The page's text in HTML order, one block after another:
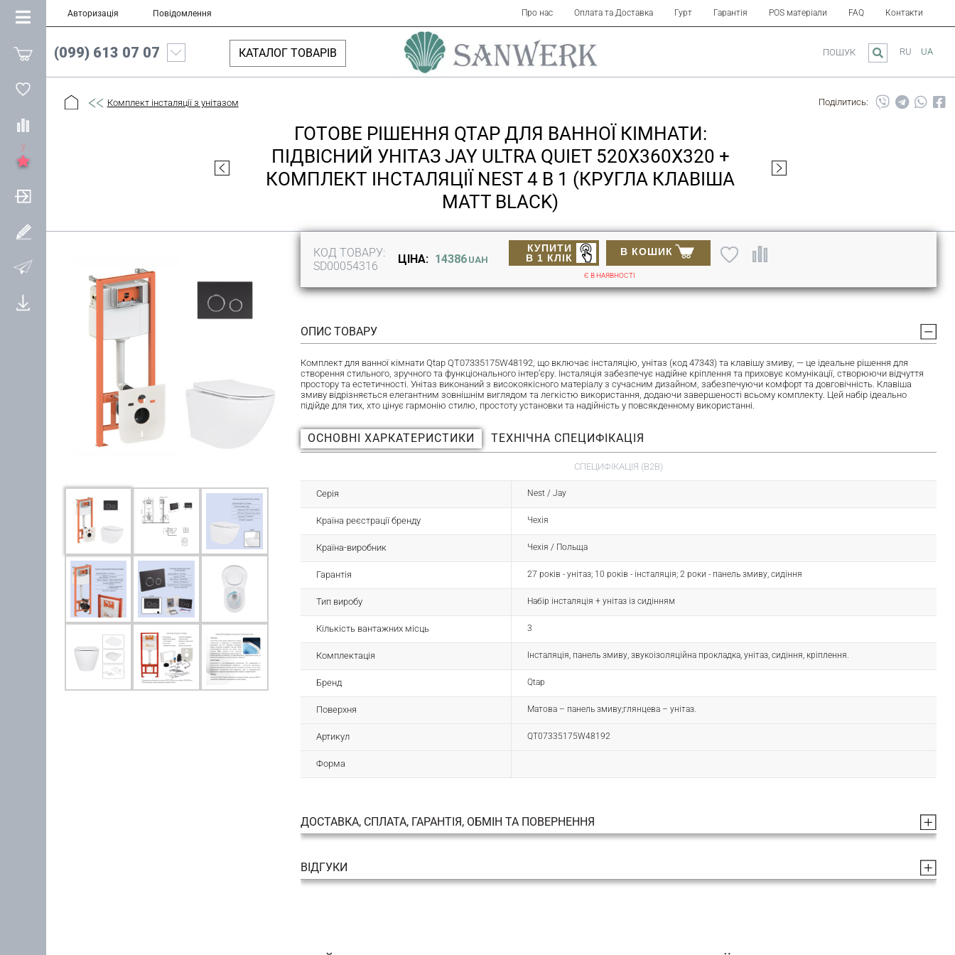
7
Авторизація Повідомлення Про нас Оплата та Доставка Гурт Гарантія POS матеріали FAQ Контакти
КАТАЛОГ ТОВАРІВ
(099) 613 07 07 RU UA
ПОШУК
Комплект інсталяції з унітазом Поділитись:
ГОТОВЕ РІШЕННЯ QTAP ДЛЯ ВАННОЇ КІМНАТИ:
ПІДВІСНИЙ УНІТАЗ JAY ULTRA QUIET 520X360X320 +
КОМПЛЕКТ ІНСТАЛЯЦІЇ NEST 4 В 1 (КРУГЛА КЛАВІША
MATT BLACK)
КОД ТОВАРУ:
SD00054316
ЦІНА: 14386 UAH
В КОШИК
КУПИТИ
В 1 КЛІК
Є В НАЯВНОСТІ
ОПИС ТОВАРУ
Комплект для ванної кімнати Qtap QT07335175W48192, що включає інсталяцію, унітаз (код 47343) та клавішу змиву, — це ідеальне рішення для
створення стильного, зручного та функціонального інтер’єру. Інсталяція забезпечує надійне кріплення та приховує комунікації, створюючи відчуття
простору та естетичності. Унітаз виконаний з високоякісного матеріалу з сучасним дизайном, забезпечуючи комфорт та довговічність. Клавіша
змиву відрізняється елегантним зовнішнім виглядом та легкістю використання, додаючи завершеності всьому комплекту. Цей набір ідеально
підійде для тих, хто цінує гармонію стилю, простоту установки та надійність у повсякденному використанні.
ОСНОВНІ ХАРКАТЕРИСТИКИ ТЕХНІЧНА СПЕЦИФІКАЦІЯ
СПЕЦИФІКАЦІЯ (B2B)
Серія Nest / Jay
Країна реєстрації бренду Чехія
Країна-виробник Чехія / Польща
Гарантія 27 років - унітаз; 10 років - інсталяція; 2 роки - панель змиву, сидіння
Тип виробу Набір інсталяція + унітаз із сидінням
Кількість вантажних місць 3
Комплектація Інсталяція, панель змиву, звукоізоляційна прокладка, унітаз, сидіння, кріплення.
Бренд Qtap
Поверхня Матова – панель змиву;глянцева – унітаз.
Артикул QT07335175W48192
Форма
ДОСТАВКА, СПЛАТА, ГАРАНТІЯ, ОБМІН ТА ПОВЕРНЕННЯ
ВІДГУКИ